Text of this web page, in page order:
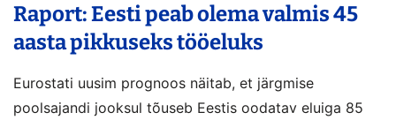
Raport: Eesti peab olema valmis 45
aasta pikkuseks tööeluks
Eurostati uusim prognoos näitab, et järgmise
poolsajandi jooksul tõuseb Eestis oodatav eluiga 85